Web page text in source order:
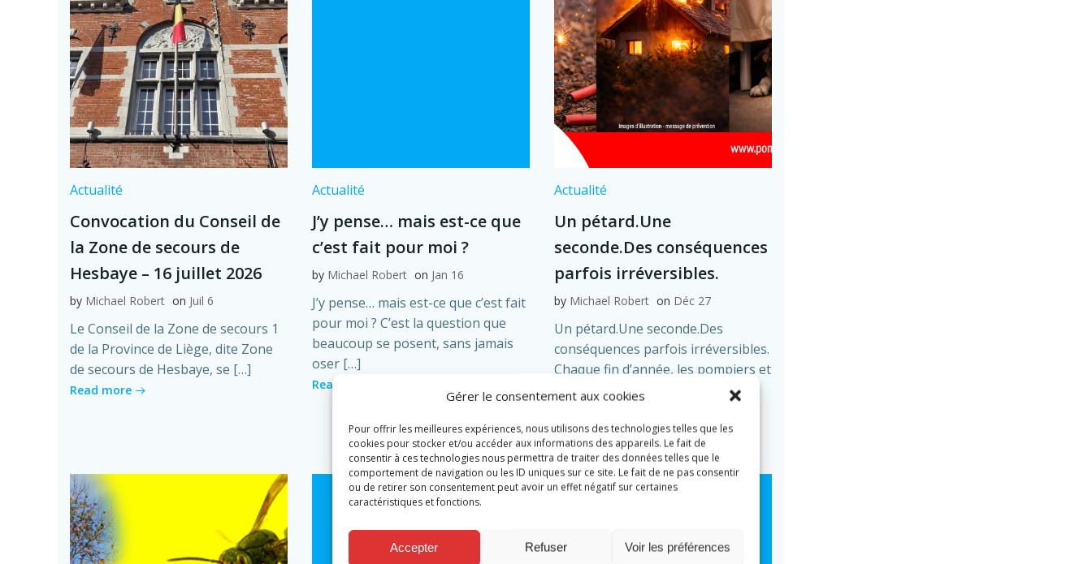
Gérer le consentement aux cookies
Pour offrir les meilleures expériences, nous utilisons des technologies telles que les
cookies pour stocker et/ou accéder aux informations des appareils. Le fait de
consentir à ces technologies nous permettra de traiter des données telles que le
comportement de navigation ou les ID uniques sur ce site. Le fait de ne pas consentir
ou de retirer son consentement peut avoir un effet négatif sur certaines
caractéristiques et fonctions.
Accepter Refuser Voir les préférences
Actualité
Convocation du Conseil de
la Zone de secours de
Hesbaye – 16 juillet 2026
by Michael Robert on Juil 6
Le Conseil de la Zone de secours 1
de la Province de Liège, dite Zone
de secours de Hesbaye, se […]
Read more
Actualité
J’y pense… mais est-ce que
c’est fait pour moi ?
by Michael Robert on Jan 16
J’y pense… mais est-ce que c’est fait
pour moi ? C’est la question que
beaucoup se posent, sans jamais
oser […]
Read more
Actualité
Un pétard.Une
seconde.Des conséquences
parfois irréversibles.
by Michael Robert on Déc 27
Un pétard.Une seconde.Des
conséquences parfois irréversibles.
Chaque fin d’année, les pompiers et
ambulanciers sont mobilisés à la
Read more